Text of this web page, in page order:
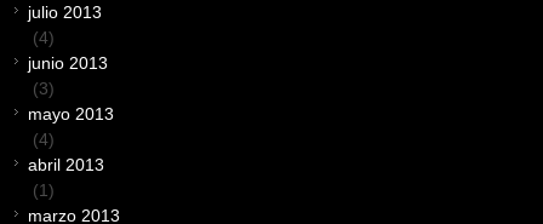
julio 2013
(4)
junio 2013
(3)
mayo 2013
(4)
abril 2013
(1)
marzo 2013